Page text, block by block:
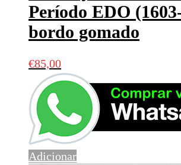
Período EDO
bordo gomado
€85,00
Adicionar